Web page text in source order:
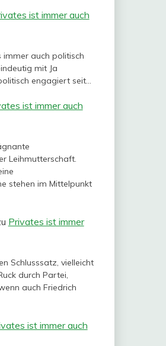
ist immer auch
immer auch politisch
mit Ja
engagiert seit…
ist immer auch
Leihmutterschaft.
stehen im Mittelpunkt
Privates ist immer
Schlusssatz, vielleicht
durch Partei,
auch Friedrich
ist immer auch